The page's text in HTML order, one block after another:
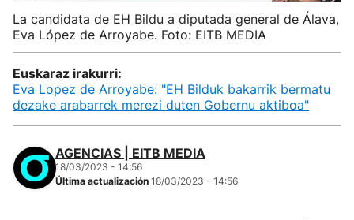
La candidata de EH Bildu a diputada general de Álava,
Eva López de Arroyabe. Foto: EITB MEDIA
Euskaraz irakurri:
Eva Lopez de Arroyabe: "EH Bilduk bakarrik bermatu
dezake arabarrek merezi duten Gobernu aktiboa"
AGENCIAS | EITB MEDIA
18/03/2023 - 14:56
Última actualización 18/03/2023 - 14:56